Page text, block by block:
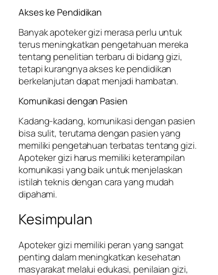
Akses ke Pendidikan
Banyak apoteker gizi merasa perlu untuk
terus meningkatkan pengetahuan mereka
tentang penelitian terbaru di bidang gizi,
tetapi kurangnya akses ke pendidikan
berkelanjutan dapat menjadi hambatan.
Komunikasi dengan Pasien
Kadang-kadang, komunikasi dengan pasien
bisa sulit, terutama dengan pasien yang
memiliki pengetahuan terbatas tentang gizi.
Apoteker gizi harus memiliki keterampilan
komunikasi yang baik untuk menjelaskan
istilah teknis dengan cara yang mudah
dipahami.
Kesimpulan
Apoteker gizi memiliki peran yang sangat
penting dalam meningkatkan kesehatan
masyarakat melalui edukasi, penilaian gizi,